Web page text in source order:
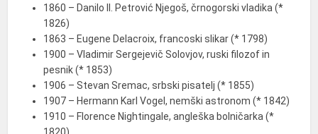
1860 – Danilo II. Petrović Njegoš, črnogorski vladika (*
1826)
1863 – Eugene Delacroix, francoski slikar (* 1798)
1900 – Vladimir Sergejevič Solovjov, ruski filozof in
pesnik (* 1853)
1906 – Stevan Sremac, srbski pisatelj (* 1855)
1907 – Hermann Karl Vogel, nemški astronom (* 1842)
1910 – Florence Nightingale, angleška bolničarka (*